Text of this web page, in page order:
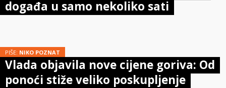
događa u samo nekoliko sati
PIŠE: NIKO POZNAT
Vlada objavila nove cijene goriva: Od
ponoći stiže veliko poskupljenje